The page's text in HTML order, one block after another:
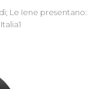
Le Iene presentano: